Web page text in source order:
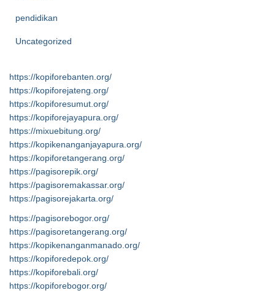
pendidikan
Uncategorized
https://kopiforebanten.org/
https://kopiforejateng.org/
https://kopiforesumut.org/
https://kopiforejayapura.org/
https://mixuebitung.org/
https://kopikenanganjayapura.org/
https://kopiforetangerang.org/
https://pagisorepik.org/
https://pagisoremakassar.org/
https://pagisorejakarta.org/
https://pagisorebogor.org/
https://pagisoretangerang.org/
https://kopikenanganmanado.org/
https://kopiforedepok.org/
https://kopiforebali.org/
https://kopiforebogor.org/